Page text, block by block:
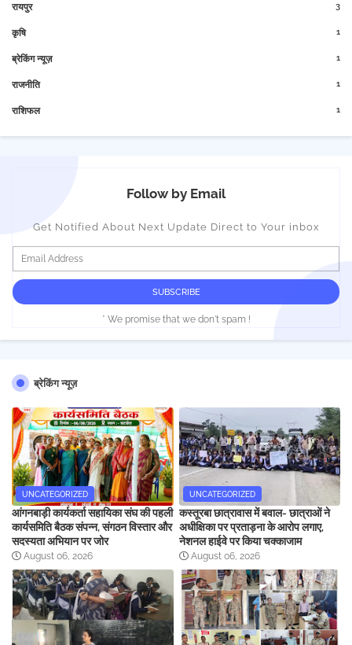
रायपुर 3
कृषि 1
ब्रेकिंग न्यूज़ 1
राजनीति 1
राशिफल 1
Follow by Email
Get Notified About Next Update Direct to Your inbox
* We promise that we don't spam !
ब्रेकिंग न्यूज़
UNCATEGORIZED
आंगनबाड़ी कार्यकर्ता सहायिका संघ की पहली
कार्यसमिति बैठक संपन्न, संगठन विस्तार और
सदस्यता अभियान पर जोर
August 06, 2026
UNCATEGORIZED
कस्तूरबा छात्रावास में बवाल- छात्राओं ने
अधीक्षिका पर प्रताड़ना के आरोप लगाए,
नेशनल हाईवे पर किया चक्काजाम
August 06, 2026